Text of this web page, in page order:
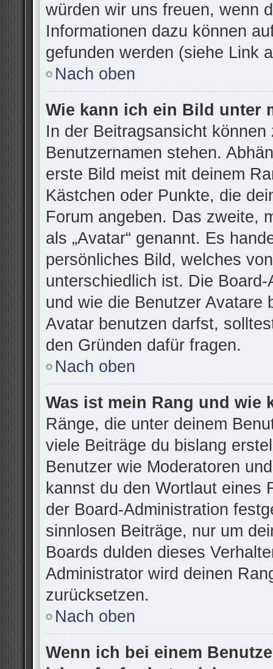
würden wir uns freuen, wenn
Informationen dazu können
gefunden werden (siehe Link
Nach oben
Wie kann ich ein Bild unter
In der Beitragsansicht
Benutzernamen stehen.
erste Bild meist mit deinem
Kästchen oder Punkte, die
Forum angeben. Das zweite,
als „Avatar“ genannt. Es
persönliches Bild, welches
unterschiedlich ist. Die
und wie die Benutzer Avatare
Avatar benutzen darfst,
den Gründen dafür fragen.
Nach oben
Was ist mein Rang und wie
Ränge, die unter deinem
viele Beiträge du bislang
Benutzer wie Moderatoren
kannst du den Wortlaut eines
der Board-Administration
sinnlosen Beiträge, nur um
Boards dulden dieses
Administrator wird deinen
zurücksetzen.
Nach oben
Wenn ich bei einem